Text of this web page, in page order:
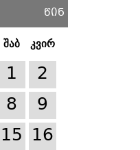
წინ
შაბ კვირ
1
2
8
9
15 16